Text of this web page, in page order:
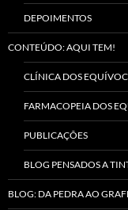
DEPOIMENTOS
CONTEÚDO: AQUI TEM!
CLÍNICA DOS
FARMACOPEIA DOS
PUBLICAÇÕES
BLOG PENSADOS A
BLOG: DA PEDRA AO